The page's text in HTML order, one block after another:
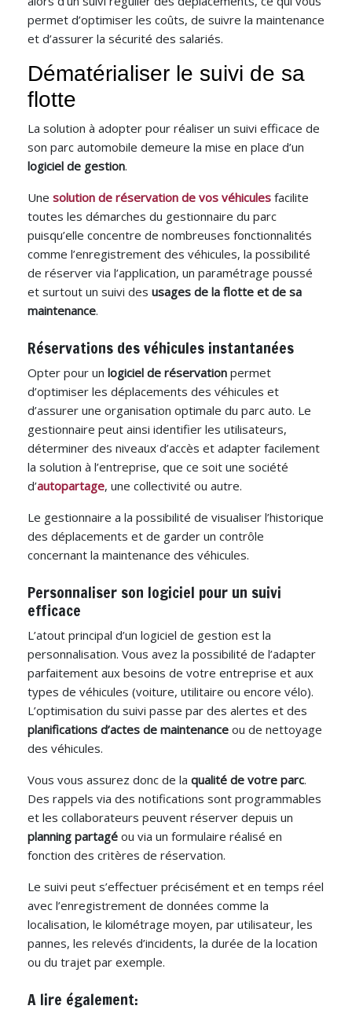
permet d’optimiser les coûts, de suivre la maintenance
et d’assurer la sécurité des salariés.
Dématérialiser le suivi de sa
flotte
La solution à adopter pour réaliser un suivi efficace de
son parc automobile demeure la mise en place d’un
logiciel de gestion.
Une solution de réservation de vos véhicules facilite
toutes les démarches du gestionnaire du parc
puisqu’elle concentre de nombreuses fonctionnalités
comme l’enregistrement des véhicules, la possibilité
de réserver via l’application, un paramétrage poussé
et surtout un suivi des usages de la flotte et de sa
maintenance.
Réservations des véhicules instantanées
Opter pour un logiciel de réservation permet
d’optimiser les déplacements des véhicules et
d’assurer une organisation optimale du parc auto. Le
gestionnaire peut ainsi identifier les utilisateurs,
déterminer des niveaux d’accès et adapter facilement
la solution à l’entreprise, que ce soit une société
d’autopartage, une collectivité ou autre.
Le gestionnaire a la possibilité de visualiser l’historique
des déplacements et de garder un contrôle
concernant la maintenance des véhicules.
Personnaliser son logiciel pour un suivi
efficace
L’atout principal d’un logiciel de gestion est la
personnalisation. Vous avez la possibilité de l’adapter
parfaitement aux besoins de votre entreprise et aux
types de véhicules (voiture, utilitaire ou encore vélo).
L’optimisation du suivi passe par des alertes et des
planifications d’actes de maintenance ou de nettoyage
des véhicules.
Vous vous assurez donc de la qualité de votre parc.
Des rappels via des notifications sont programmables
et les collaborateurs peuvent réserver depuis un
planning partagé ou via un formulaire réalisé en
fonction des critères de réservation.
Le suivi peut s’effectuer précisément et en temps réel
avec l’enregistrement de données comme la
localisation, le kilométrage moyen, par utilisateur, les
pannes, les relevés d’incidents, la durée de la location
ou du trajet par exemple.
A lire également: